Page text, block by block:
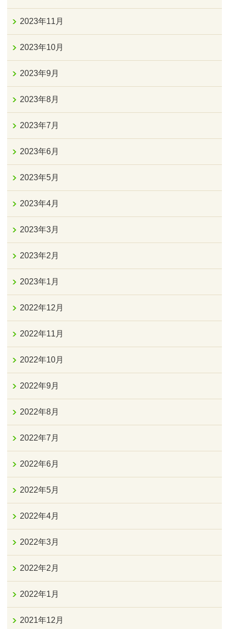
2023年11月
2023年10月
2023年9月
2023年8月
2023年7月
2023年6月
2023年5月
2023年4月
2023年3月
2023年2月
2023年1月
2022年12月
2022年11月
2022年10月
2022年9月
2022年8月
2022年7月
2022年6月
2022年5月
2022年4月
2022年3月
2022年2月
2022年1月
2021年12月